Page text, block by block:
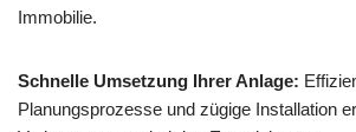
Immobilie.
Schnelle Umsetzung Ihrer Anlage:
Planungsprozesse und zügige Installation